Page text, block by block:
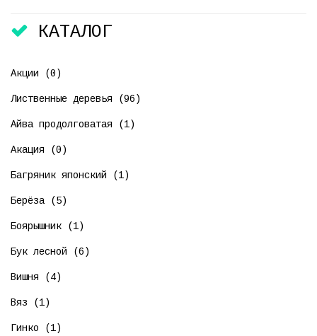
КАТАЛОГ
Акции (0)
Лиственные деревья (96)
Айва продолговатая (1)
Акация (0)
Багряник японский (1)
Берёза (5)
Боярышник (1)
Бук лесной (6)
Вишня (4)
Вяз (1)
Гинко (1)